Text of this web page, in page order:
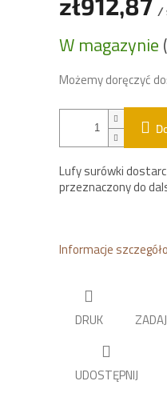
zł912,87 /
jednostkowa:
W magazynie
Możemy doręczyć do:
Lufy surówki
przeznaczony do
Informacje
DRUK
UDOSTĘPNIJ